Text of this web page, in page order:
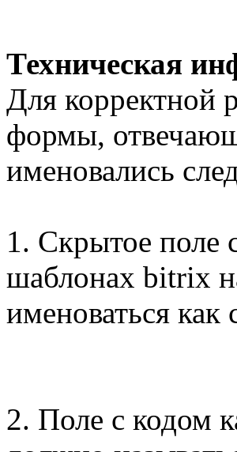
Техническая
Для корректной
формы,
именовались
1. Скрытое поле
шаблонах bitrix
именоваться как
2. Поле с кодом